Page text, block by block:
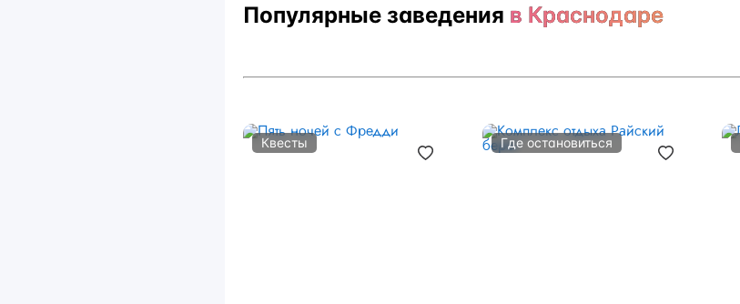
Популярные заведения в Краснодаре
Квесты Где остановиться